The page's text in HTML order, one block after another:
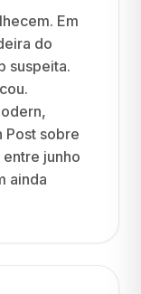
Em
do
suspeita.
Post sobre
junho
ainda